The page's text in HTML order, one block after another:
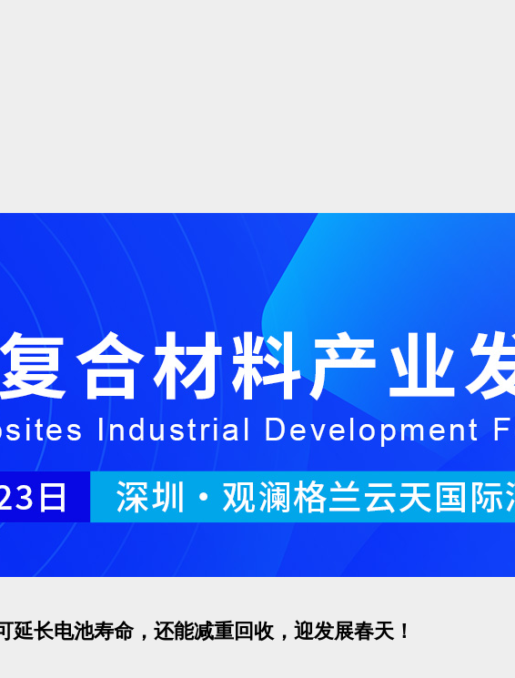
延长电池寿命，还能减重回收，迎发展春天！